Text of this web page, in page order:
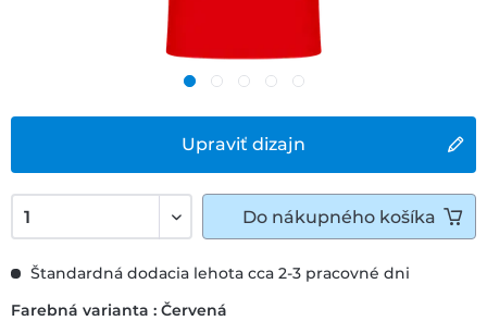
Upraviť dizajn
Štandardná dodacia lehota cca 2-3 pracovné dni
Farebná varianta : Červená
Do nákupného košíka